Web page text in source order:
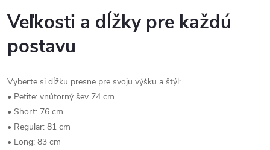
Veľkosti a dĺžky pre každú
postavu
Vyberte si dĺžku presne pre svoju výšku a štýl:
• Petite: vnútorný šev 74 cm
• Short: 76 cm
• Regular: 81 cm
• Long: 83 cm